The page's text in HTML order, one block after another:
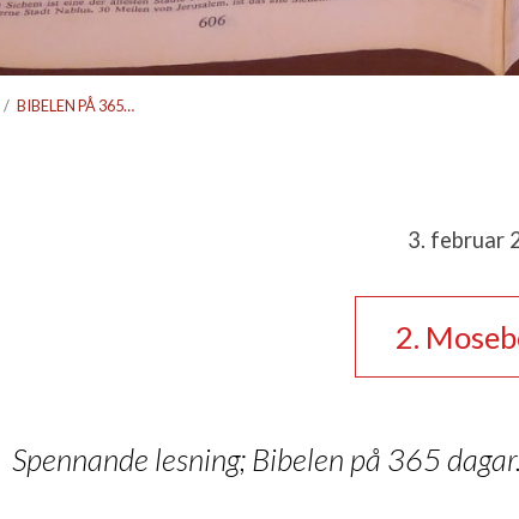
/ BIBELEN PÅ 365…
365
3. februar
2.
Spennande lesning; Bibelen på 365